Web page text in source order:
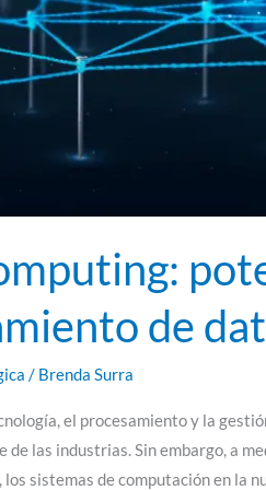
de
/ Brenda Surra
el procesamiento y la
de las industrias. Sin embargo, a
los sistemas de computación en la